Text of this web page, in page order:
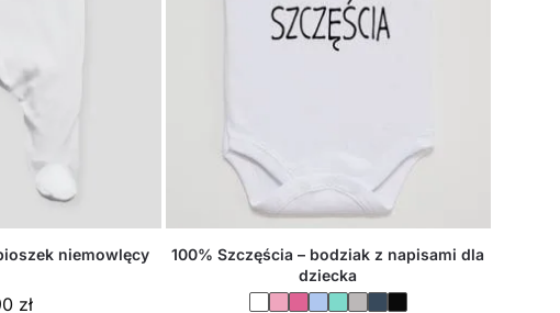
niemowlęcy
zł
100% Szczęścia – bodziak z napisami dla
dziecka